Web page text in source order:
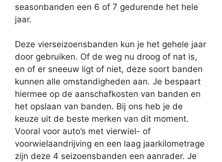
seasonbanden een 6 of 7 gedurende het hele
jaar.
Deze vierseizoensbanden kun je het gehele jaar
door gebruiken. Of de weg nu droog of nat is,
en of er sneeuw ligt of niet, deze soort banden
kunnen alle omstandigheden aan. Je bespaart
hiermee op de aanschafkosten van banden en
het opslaan van banden. Bij ons heb je de
keuze uit de beste merken van dit moment.
Vooral voor auto’s met vierwiel- of
voorwielaandrijving en een laag jaarkilometrage
zijn deze 4 seizoensbanden een aanrader. Je